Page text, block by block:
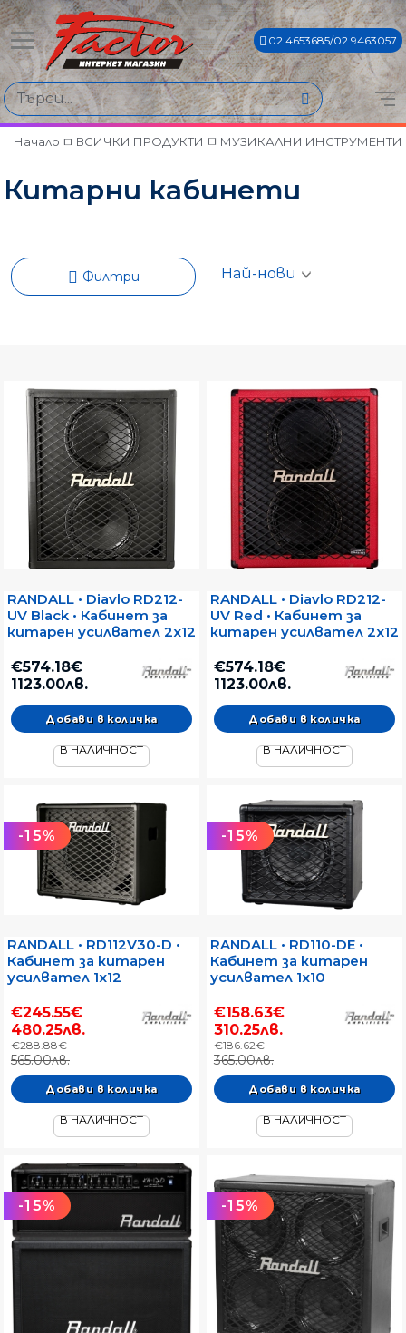
02 4653685/02 9463057
Намери продукти по
Цена
€186€ - €948€
Начало ВСИЧКИ ПРОДУКТИ МУЗИКАЛНИ ИНСТРУМЕНТИ
Китарни кабинети
Филтри
RANDALL • Diavlo RD212-
UV Black • Кабинет за
китарен усилвател 2x12
€574.18€
1123.00лв.
В НАЛИЧНОСТ
RANDALL • Diavlo RD212-
UV Red • Кабинет за
китарен усилвател 2x12
€574.18€
1123.00лв.
В НАЛИЧНОСТ
-15%
RANDALL • RD112V30-D •
Кабинет за китарен
усилвател 1x12
€245.55€
480.25лв.
€288.88€
565.00лв.
В НАЛИЧНОСТ
-15%
RANDALL • RD110-DE •
Кабинет за китарен
усилвател 1x10
€158.63€
310.25лв.
€186.62€
365.00лв.
В НАЛИЧНОСТ
-15% -15%